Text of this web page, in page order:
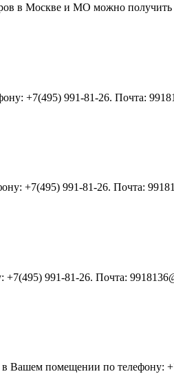
в Москве и МО можно получить
+7(495) 991-81-26. Почта:
+7(495) 991-81-26. Почта:
991-81-26. Почта:
помещении по телефону: